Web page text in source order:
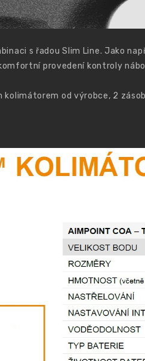
s řadou Slim Line. Jako
provedení kontroly
od výrobce, 2